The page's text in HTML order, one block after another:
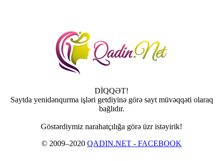
DİQQƏT!
Saytda yenidənqurma işləri getdiyinə görə sayt müvəqqəti olaraq
bağlıdır.
Göstərdiymiz narahatçılığa görə üzr istəyirik!
© 2009–2020 QADIN.NET - FACEBOOK